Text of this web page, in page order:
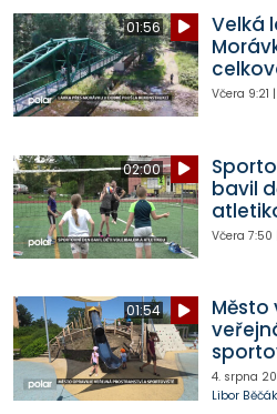
01:56
Velká
Včera 9:21 |
02:00
bavil
Včera 7:50
01:54
Město
4. srpna
Libor Běčák